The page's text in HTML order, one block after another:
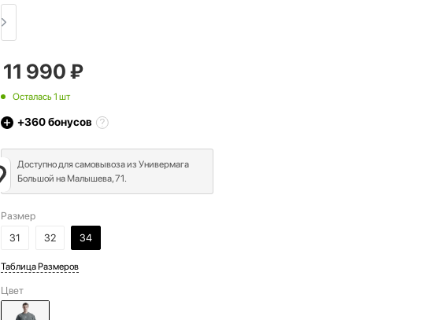
11 990₽
Осталась 1 шт
+360бонусов
Доступно для самовывоза из Универмага
Большой на Малышева, 71.
Размер
31
32 34
Таблица Размеров
Цвет